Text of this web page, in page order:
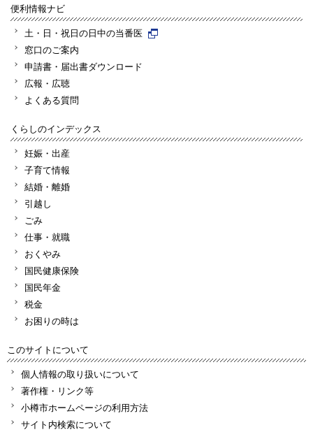
便利情報ナビ
土・日・祝日の日中の当番医
窓口のご案内
申請書・届出書ダウンロード
広報・広聴
よくある質問
くらしのインデックス
妊娠・出産
子育て情報
結婚・離婚
引越し
ごみ
仕事・就職
おくやみ
国民健康保険
国民年金
税金
お困りの時は
このサイトについて
個人情報の取り扱いについて
著作権・リンク等
小樽市ホームページの利用方法
サイト内検索について